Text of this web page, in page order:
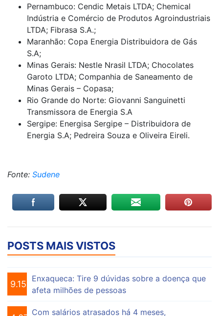
Pernambuco: Cendic Metais LTDA; Chemical
Indústria e Comércio de Produtos Agroindustriais
LTDA; Fibrasa S.A.;
Maranhão: Copa Energia Distribuidora de Gás
S.A;
Minas Gerais: Nestle Nrasil LTDA; Chocolates
Garoto LTDA; Companhia de Saneamento de
Minas Gerais – Copasa;
Rio Grande do Norte: Giovanni Sanguinetti
Transmissora de Energia S.A
Sergipe: Energisa Sergipe – Distribuidora de
Energia S.A; Pedreira Souza e Oliveira Eireli.
Fonte: Sudene
POSTS MAIS VISTOS
9.156
Enxaqueca: Tire 9 dúvidas sobre a doença que
afeta milhões de pessoas
Com salários atrasados há 4 meses,